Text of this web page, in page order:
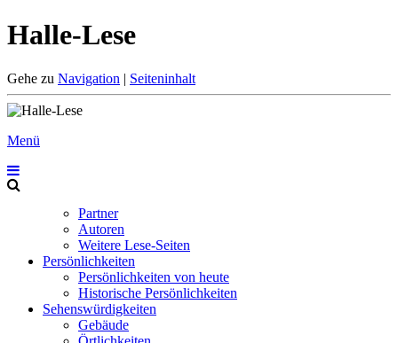
Halle-Lese
Gehe zu Navigation | Seiteninhalt
Menü
Partner
Autoren
Weitere Lese-Seiten
Persönlichkeiten
Persönlichkeiten von heute
Historische Persönlichkeiten
Sehenswürdigkeiten
Gebäude